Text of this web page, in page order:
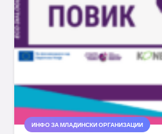
ИНФО ЗА МЛАДИНСКИ ОРГАНИЗАЦИИ